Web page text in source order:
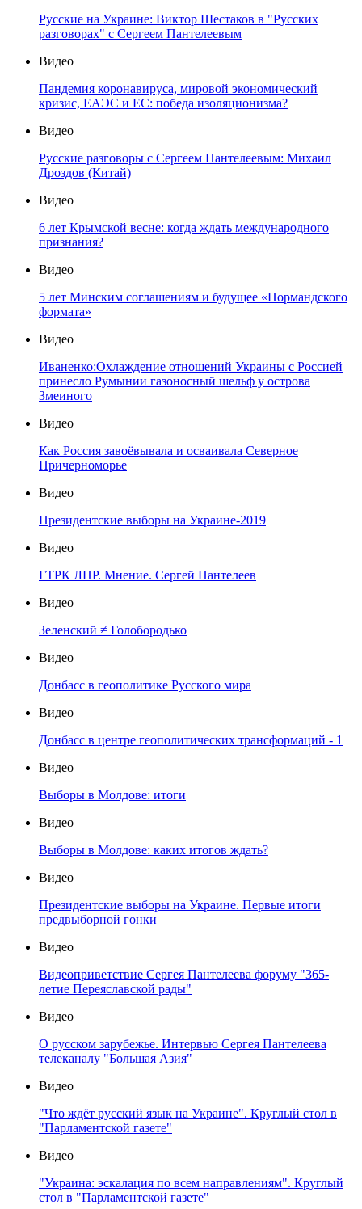
Русские на Украине: Виктор Шестаков в "Русских
разговорах" с Сергеем Пантелеевым
Видео
Пандемия коронавируса, мировой экономический
кризис, ЕАЭС и ЕС: победа изоляционизма?
Видео
Русские разговоры с Сергеем Пантелеевым: Михаил
Дроздов (Китай)
Видео
6 лет Крымской весне: когда ждать международного
признания?
Видео
5 лет Минским соглашениям и будущее «Нормандского
формата»
Видео
Иваненко:Охлаждение отношений Украины с Россией
принесло Румынии газоносный шельф у острова
Змеиного
Видео
Как Россия завоёвывала и осваивала Северное
Причерноморье
Видео
Президентские выборы на Украине-2019
Видео
ГТРК ЛНР. Мнение. Сергей Пантелеев
Видео
Зеленский ≠ Голобородько
Видео
Донбасс в геополитике Русского мира
Видео
Донбасс в центре геополитических трансформаций - 1
Видео
Выборы в Молдове: итоги
Видео
Выборы в Молдове: каких итогов ждать?
Видео
Президентские выборы на Украине. Первые итоги
предвыборной гонки
Видео
Видеоприветствие Сергея Пантелеева форуму "365-
летие Переяславской рады"
Видео
О русском зарубежье. Интервью Сергея Пантелеева
телеканалу "Большая Азия"
Видео
"Что ждёт русский язык на Украине". Круглый стол в
"Парламентской газете"
Видео
"Украина: эскалация по всем направлениям". Круглый
стол в "Парламентской газете"